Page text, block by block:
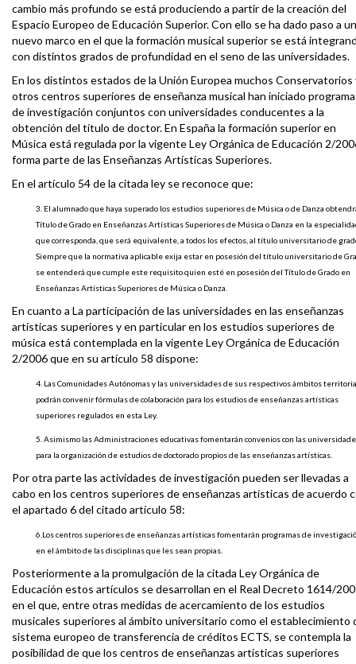
cambio más profundo se está produciendo a partir de la creación del
Espacio Europeo de Educación Superior. Con ello se ha dado paso a un
nuevo marco en el que la formación musical superior se está
con distintos grados de profundidad en el seno de las universidades.
En los distintos estados de la Unión Europea muchos Conservatorios
otros centros superiores de enseñanza musical han iniciado
de investigación conjuntos con universidades conducentes a la
obtención del título de doctor. En España la formación superior en
Música está regulada por la vigente Ley Orgánica de Educación 2/
forma parte de las Enseñanzas Artísticas Superiores.
En el artículo 54 de la citada ley se reconoce que:
3. El alumnado que haya superado los estudios superiores de Música o de Danza
Título de Grado en Enseñanzas Artísticas Superiores de Música o Danza en la
que corresponda, que será equivalente, a todos los efectos, al título universitario de
Siempre que la normativa aplicable exija estar en posesión del título universitario de
se entenderá que cumple este requisito quien esté en posesión del Título de Grado en
Enseñanzas Artísticas Superiores de Música o Danza.
En cuanto a La participación de las universidades en las enseñanzas
artísticas superiores y en particular en los estudios superiores de
música está contemplada en la vigente Ley Orgánica de Educación
2/2006 que en su artículo 58 dispone:
4. Las Comunidades Autónomas y las universidades de sus respectivos ámbitos
podrán convenir fórmulas de colaboración para los estudios de enseñanzas artísticas
superiores regulados en esta Ley.
5. Asimismo las Administraciones educativas fomentarán convenios con las
para la organización de estudios de doctorado propios de las enseñanzas artísticas.
Por otra parte las actividades de investigación pueden ser llevadas a
cabo en los centros superiores de enseñanzas artísticas de acuerdo
el apartado 6 del citado artículo 58:
6.Los centros superiores de enseñanzas artísticas fomentarán programas de
en el ámbito de las disciplinas que les sean propias.
Posteriormente a la promulgación de la citada Ley Orgánica de
Educación estos artículos se desarrollan en el Real Decreto 1614/
en el que, entre otras medidas de acercamiento de los estudios
musicales superiores al ámbito universitario como el establecimiento
sistema europeo de transferencia de créditos ECTS, se contempla la
posibilidad de que los centros de enseñanzas artísticas superiores